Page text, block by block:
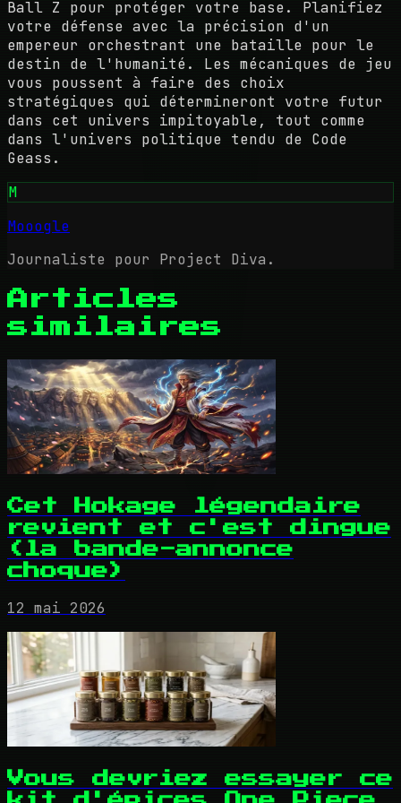
Ball Z pour protéger votre base. Planifiez
votre défense avec la précision d'un
empereur orchestrant une bataille pour le
destin de l'humanité. Les mécaniques de jeu
vous poussent à faire des choix
stratégiques qui détermineront votre futur
dans cet univers impitoyable, tout comme
dans l'univers politique tendu de Code
Geass.
M
Mooogle
Journaliste pour Project Diva.
Articles
similaires
Cet Hokage légendaire
revient et c'est dingue
(la bande-annonce
choque)
12 mai 2026
Vous devriez essayer ce
kit d'épices One Piece